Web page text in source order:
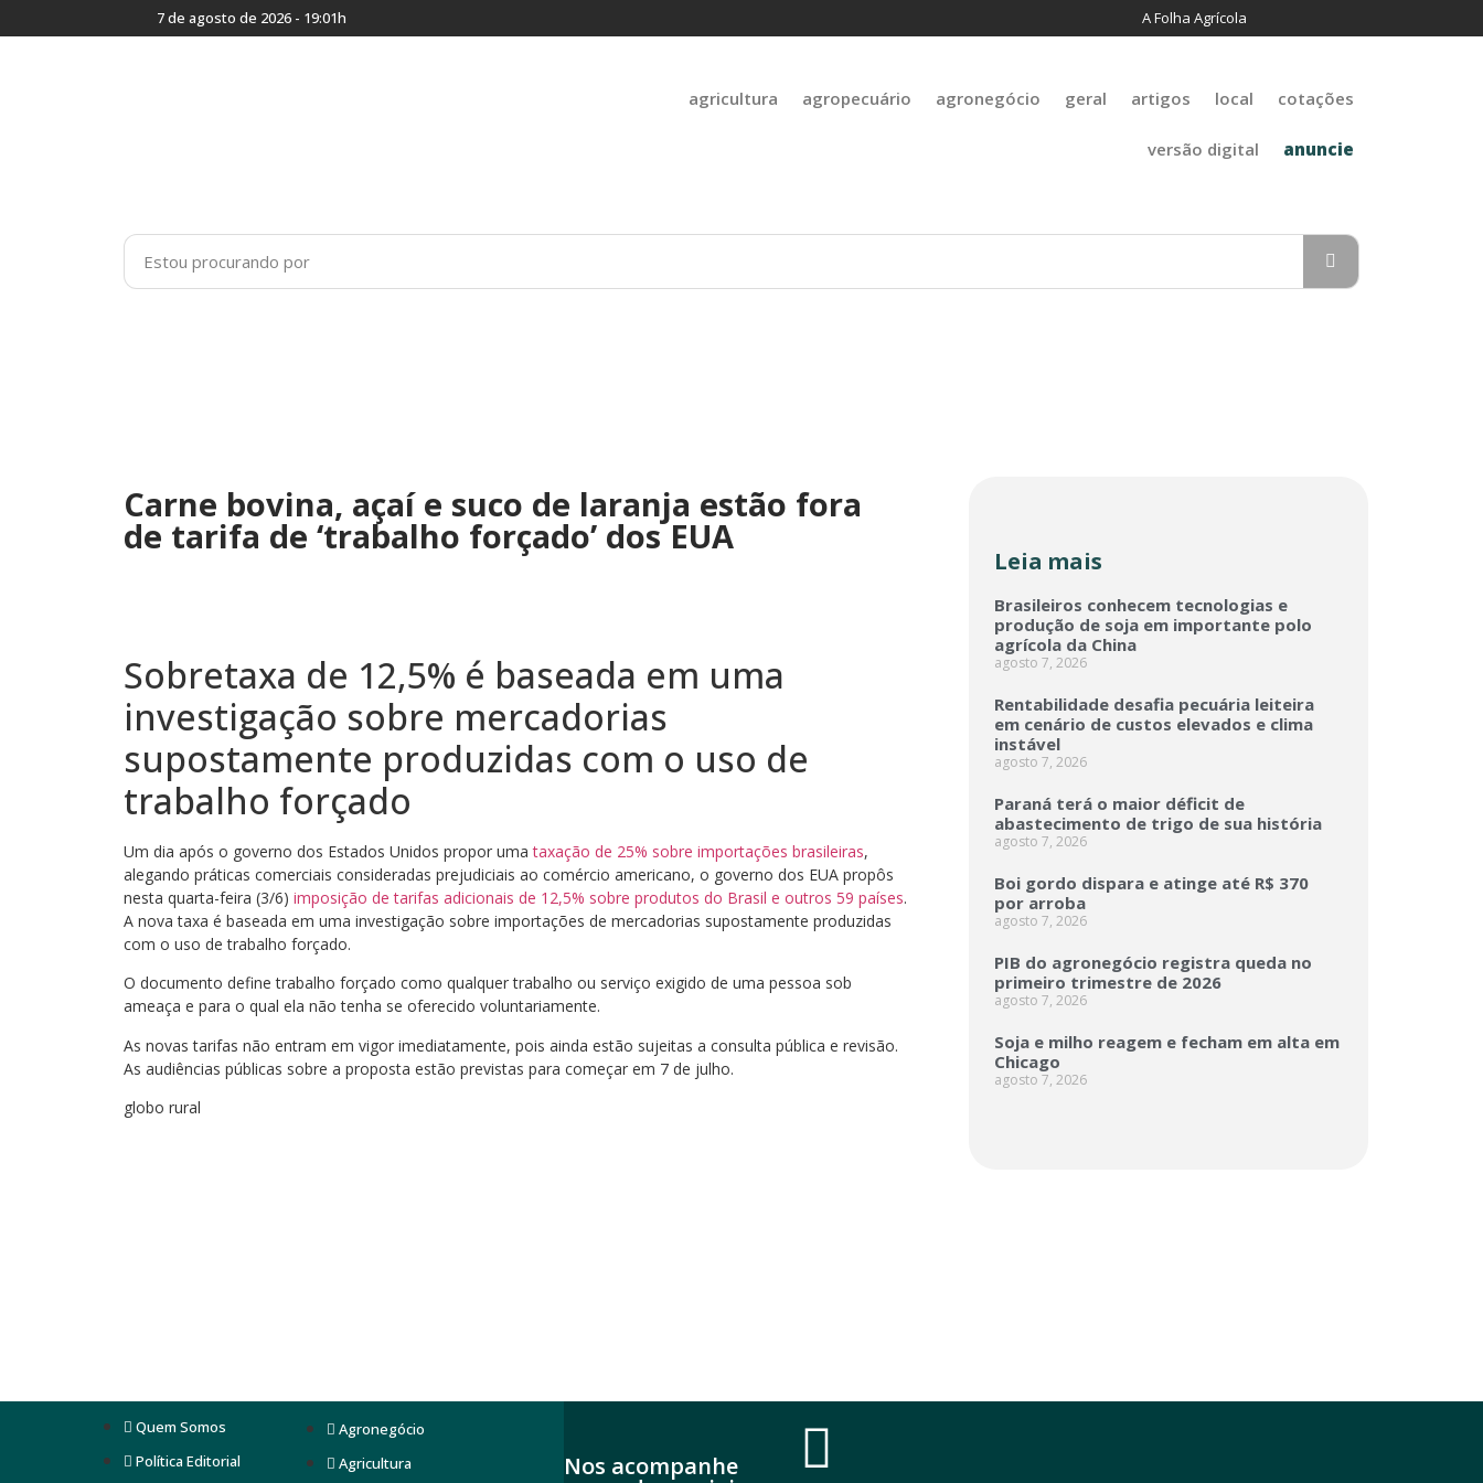
7 de agosto de 2026 - 19:01h A Folha Agrícola
agricultura agropecuário agronegócio geral artigos local cotações
versão digital anuncie
Carne bovina, açaí e suco de laranja estão fora
de tarifa de ‘trabalho forçado’ dos EUA
Sobretaxa de 12,5% é baseada em uma
investigação sobre mercadorias
supostamente produzidas com o uso de
trabalho forçado
Um dia após o governo dos Estados Unidos propor uma taxação de 25% sobre importações brasileiras,
alegando práticas comerciais consideradas prejudiciais ao comércio americano, o governo dos EUA propôs
nesta quarta-feira (3/6) imposição de tarifas adicionais de 12,5% sobre produtos do Brasil e outros 59 países.
A nova taxa é baseada em uma investigação sobre importações de mercadorias supostamente produzidas
com o uso de trabalho forçado.
O documento define trabalho forçado como qualquer trabalho ou serviço exigido de uma pessoa sob
ameaça e para o qual ela não tenha se oferecido voluntariamente.
As novas tarifas não entram em vigor imediatamente, pois ainda estão sujeitas a consulta pública e revisão.
As audiências públicas sobre a proposta estão previstas para começar em 7 de julho.
globo rural
Leia mais
Brasileiros conhecem tecnologias e
produção de soja em importante polo
agrícola da China
agosto 7, 2026
Rentabilidade desafia pecuária leiteira
em cenário de custos elevados e clima
instável
agosto 7, 2026
Paraná terá o maior déficit de
abastecimento de trigo de sua história
agosto 7, 2026
Boi gordo dispara e atinge até R$ 370
por arroba
agosto 7, 2026
PIB do agronegócio registra queda no
primeiro trimestre de 2026
agosto 7, 2026
Soja e milho reagem e fecham em alta em
Chicago
agosto 7, 2026
Quem Somos
Política Editorial
Agronegócio
Agricultura
Nos acompanhe